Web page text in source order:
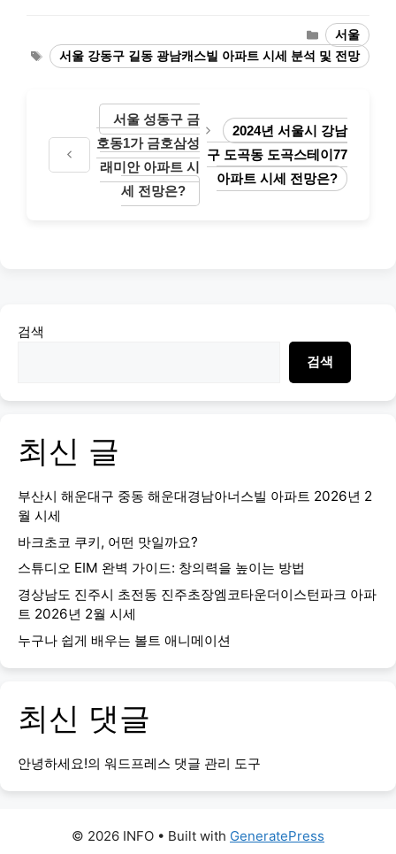
Categories
서울
Tags
서울 강동구 길동 광남캐스빌 아파트 시세 분석 및 전망
서울 성동구 금
호동1가 금호삼성
래미안 아파트 시
세 전망은?
2024년 서울시 강남
구 도곡동 도곡스테이77
아파트 시세 전망은?
검색
검색
최신 글
부산시 해운대구 중동 해운대경남아너스빌 아파트 2026년 2
월 시세
바크초코 쿠키, 어떤 맛일까요?
스튜디오 EIM 완벽 가이드: 창의력을 높이는 방법
경상남도 진주시 초전동 진주초장엠코타운더이스턴파크 아파
트 2026년 2월 시세
누구나 쉽게 배우는 볼트 애니메이션
최신 댓글
안녕하세요!의 워드프레스 댓글 관리 도구
© 2026 INFO • Built with GeneratePress